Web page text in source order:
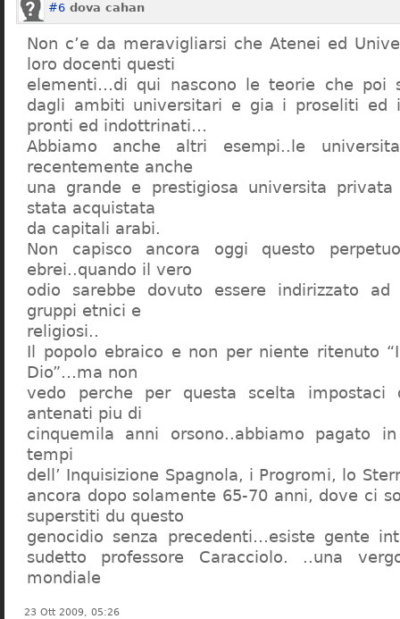
#6 dova cahan
Non c’e da meravigliarsi che Atenei ed
loro docenti questi
elementi…di qui nascono le teorie che poi
dagli ambiti universitari e gia i proseliti ed
pronti ed indottrinati…
Abbiamo anche altri esempi..le
recentemente anche
una grande e prestigiosa universita
stata acquistata
da capitali arabi.
Non capisco ancora oggi questo
ebrei..quando il vero
odio sarebbe dovuto essere indirizzato
gruppi etnici e
religiosi..
Il popolo ebraico e non per niente ritenuto
Dio”…ma non
vedo perche per questa scelta
antenati piu di
cinquemila anni orsono..abbiamo pagato
tempi
dell’ Inquisizione Spagnola, i Progromi, lo
ancora dopo solamente 65-70 anni, dove ci
superstiti du questo
genocidio senza precedenti…esiste gente
sudetto professore Caracciolo. ..una
mondiale
23 Ott 2009, 05:26